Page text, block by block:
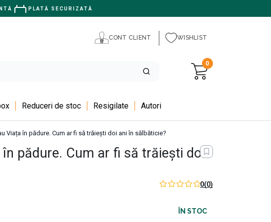
PLATĂ SECURIZATĂ
CONT CLIENT WISHLIST
0
Reduceri de stoc Resigilate Autori
Viața în pădure. Cum ar fi să trăiești doi ani în sălbăticie?
în pădure. Cum ar fi să trăiești doi
0(0)
ÎN STOC